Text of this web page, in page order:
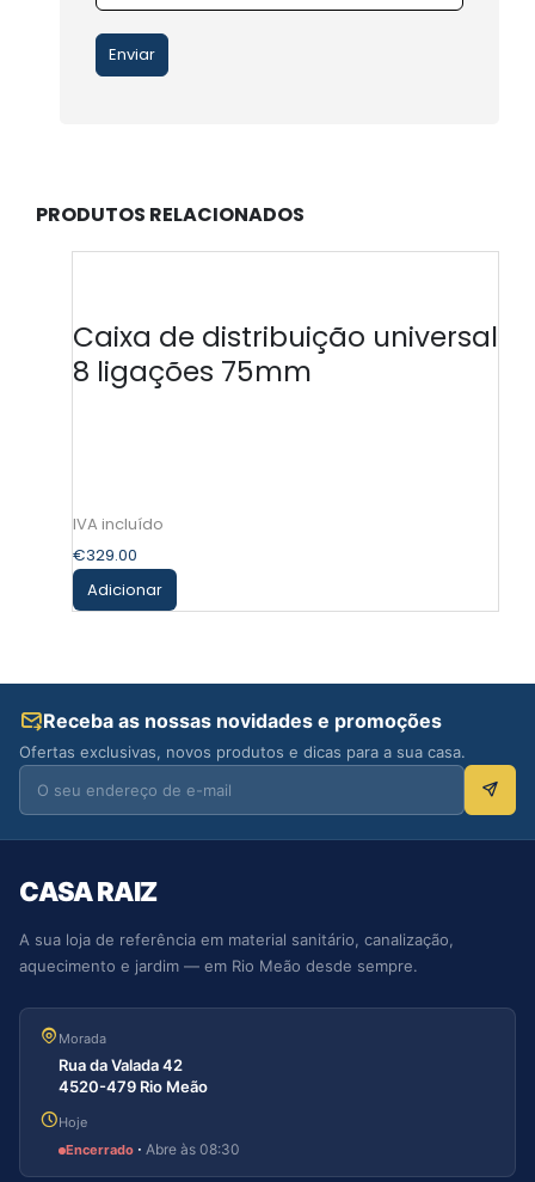
PRODUTOS RELACIONADOS
Caixa de distribuição universal
8 ligações 75mm
€329.00
Adicionar
Receba as nossas novidades e promoções
Ofertas exclusivas, novos produtos e dicas para a sua casa.
CASA RAIZ
A sua loja de referência em material sanitário, canalização,
aquecimento e jardim — em Rio Meão desde sempre.
Morada
Rua da Valada 42
4520-479 Rio Meão
Hoje
Encerrado · Abre às 08:30